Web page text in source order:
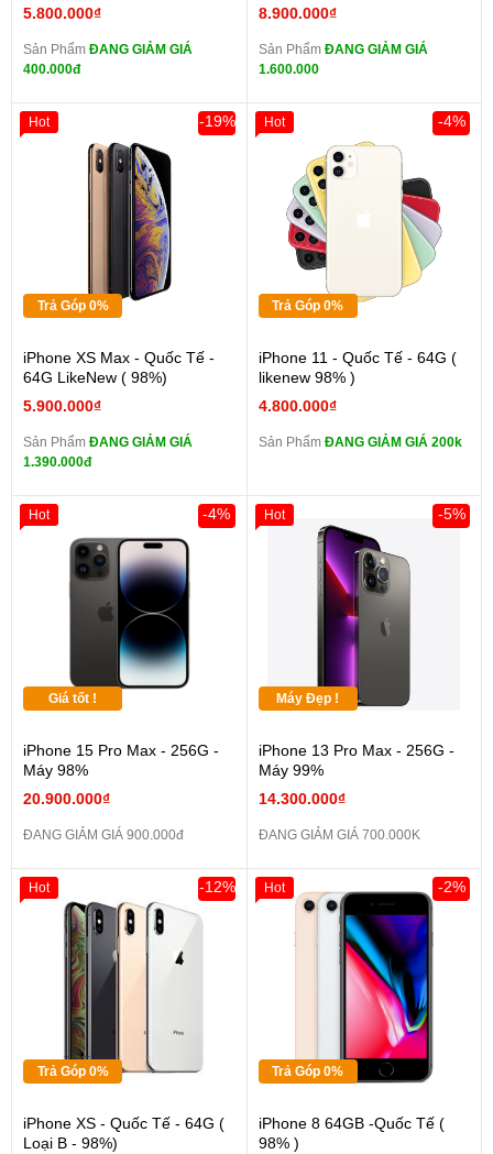
5.800.000₫
Sản Phẩm ĐANG GIẢM GIÁ
400.000đ
8.900.000₫
Sản Phẩm ĐANG GIẢM GIÁ
1.600.000
Trả Góp 0%
iPhone XS Max - Quốc Tế -
64G LikeNew ( 98%)
5.900.000₫
-19%
Sản Phẩm ĐANG GIẢM GIÁ
1.390.000đ
Hot
Trả Góp 0%
iPhone 11 - Quốc Tế - 64G (
likenew 98% )
4.800.000₫
-4%
Sản Phẩm ĐANG GIẢM GIÁ 200k
Hot
Giá tốt !
iPhone 15 Pro Max - 256G -
Máy 98%
20.900.000₫
-4%
ĐANG GIẢM GIÁ 900.000đ
Hot
Máy Đẹp !
iPhone 13 Pro Max - 256G -
Máy 99%
14.300.000₫
-5%
ĐANG GIẢM GIÁ 700.000K
Hot
Trả Góp 0%
iPhone XS - Quốc Tế - 64G (
Loại B - 98%)
-12%
Hot
Trả Góp 0%
iPhone 8 64GB -Quốc Tế (
98% )
-2%
Hot